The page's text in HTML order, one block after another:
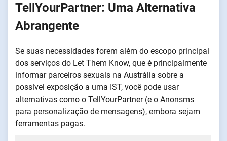
TellYourPartner: Uma Alternativa
Abrangente
Se suas necessidades forem além do escopo principal
dos serviços do Let Them Know, que é principalmente
informar parceiros sexuais na Austrália sobre a
possível exposição a uma IST, você pode usar
alternativas como o TellYourPartner (e o Anonsms
para personalização de mensagens), embora sejam
ferramentas pagas.